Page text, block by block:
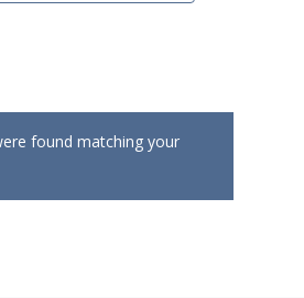
found matching your